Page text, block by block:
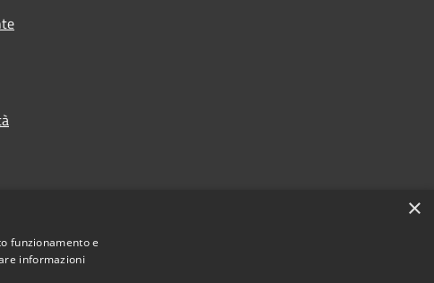
×
funzionamento e
informazioni